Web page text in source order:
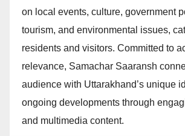
on local events, culture, government
tourism, and environmental issues,
residents and visitors. Committed to
relevance, Samachar Saaransh
audience with Uttarakhand’s unique
ongoing developments through
and multimedia content.